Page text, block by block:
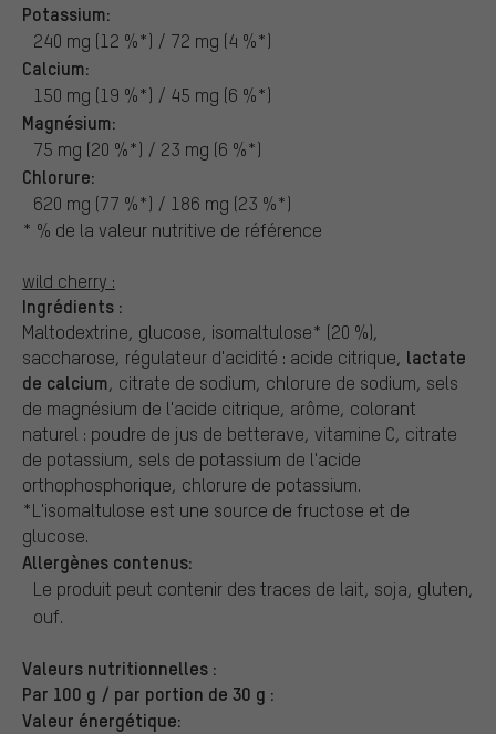
Potassium:
240 mg (12 %*) / 72 mg (4 %*)
Calcium:
150 mg (19 %*) / 45 mg (6 %*)
Magnésium:
75 mg (20 %*) / 23 mg (6 %*)
Chlorure:
620 mg (77 %*) / 186 mg (23 %*)
* % de la valeur nutritive de référence
wild cherry :
Ingrédients :
Maltodextrine, glucose, isomaltulose* (20 %),
saccharose, régulateur d'acidité : acide citrique, lactate
de calcium, citrate de sodium, chlorure de sodium, sels
de magnésium de l'acide citrique, arôme, colorant
naturel : poudre de jus de betterave, vitamine C, citrate
de potassium, sels de potassium de l'acide
orthophosphorique, chlorure de potassium.
*L'isomaltulose est une source de fructose et de
glucose.
Allergènes contenus:
Le produit peut contenir des traces de lait, soja, gluten,
ouf.
Valeurs nutritionnelles :
Par 100 g / par portion de 30 g :
Valeur énergétique: